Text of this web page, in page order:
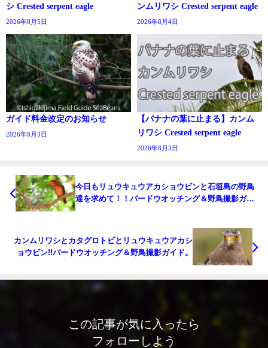
シ Crested serpent eagle
2026年8月5日
ンムリワシ Crested serpent eagle
2026年8月4日
ガイド料金改定のお知らせ
2026年8月3日
【バナナの葉に止まる】カンム
リワシ Crested serpent eagle
2026年8月3日
今日もリュウキュウアカショウビンと石垣島の野鳥
達を求めて！！バードウオッチング＆野鳥撮影ガイ
カンムリワシとカタグロトビとリュウキュウアカシ
ョウビン!!バードウオッチング＆野鳥撮影ガイド。
この記事が気に入ったら
フォローしよう